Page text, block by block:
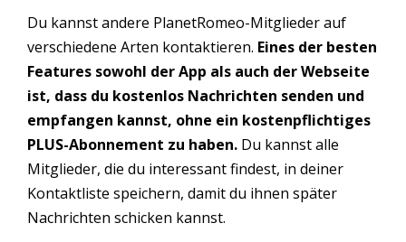
Du kannst andere PlanetRomeo-Mitglieder auf
verschiedene Arten kontaktieren. Eines der besten
Features sowohl der App als auch der Webseite
ist, dass du kostenlos Nachrichten senden und
empfangen kannst, ohne ein kostenpflichtiges
PLUS-Abonnement zu haben. Du kannst alle
Mitglieder, die du interessant findest, in deiner
Kontaktliste speichern, damit du ihnen später
Nachrichten schicken kannst.